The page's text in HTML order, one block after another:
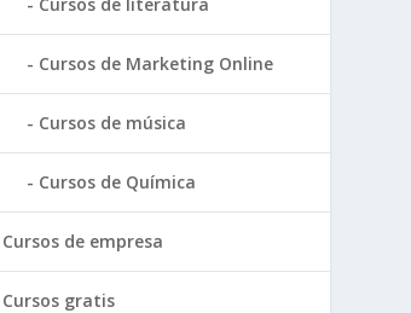
Cursos de Marketing Online
Cursos de música
Cursos de Química
Cursos de empresa
Cursos gratis